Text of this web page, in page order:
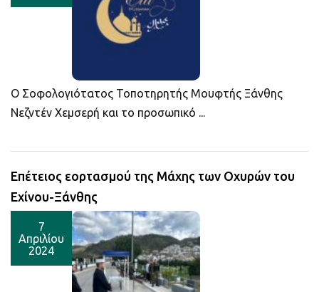
Ο Σοφολογιότατος Τοποτηρητής Μουφτής Ξάνθης
Νεζντέν Χεμσερή και το προσωπικό ...
Επέτειος εορτασμού της Μάχης των Οχυρών του
Εχίνου-Ξάνθης
7
Απριλίου
2024